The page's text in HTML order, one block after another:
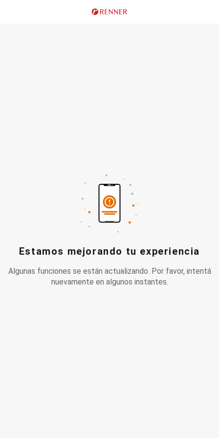
Estamos mejorando tu experiencia
Algunas funciones se están actualizando. Por favor, intentá
nuevamente en algunos instantes.